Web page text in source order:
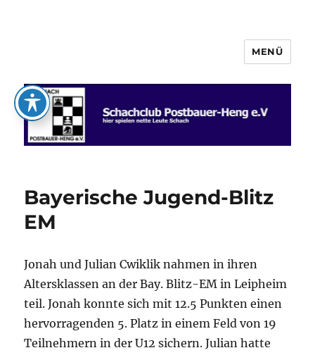
Schachclub Postbauer-Heng e.V.
MENÜ
Bayerische Jugend-Blitz
EM
Jonah und Julian Cwiklik nahmen in ihren
Altersklassen an der Bay. Blitz-EM in Leipheim
teil. Jonah konnte sich mit 12.5 Punkten einen
hervorragenden 5. Platz in einem Feld von 19
Teilnehmern in der U12 sichern. Julian hatte